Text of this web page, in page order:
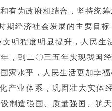
有为政府相结合，坚持统筹
期经济社会发展的主要目
明程度明显提升，人民
，到二〇三五年实现我国
家水平，人民生活更加幸
产业体系，巩固壮大实体
制造强国、质量强国、航